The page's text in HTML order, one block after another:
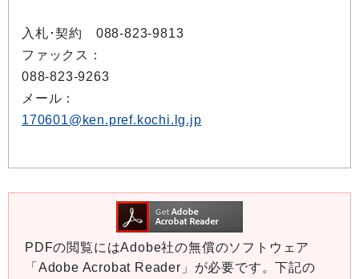
入札･契約 088-823-9813
ファックス：
088-823-9263
メール：
170601@ken.pref.kochi.lg.jp
PDFの閲覧にはAdobe社の無償のソフトウェア
「Adobe Acrobat Reader」が必要です。下記の